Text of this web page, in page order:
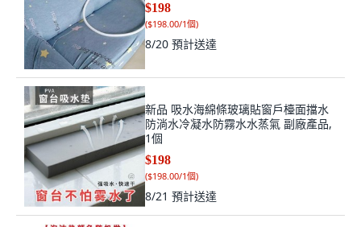
$198
($198.00/1個)
8/20 預計送達
新品 吸水海綿條玻璃貼窗戶檯面擋水
防淌水冷凝水防霧水水蒸氣 副廠產品,
1個
$198
($198.00/1個)
8/21 預計送達